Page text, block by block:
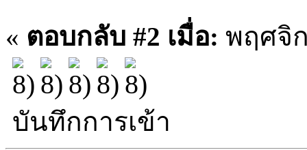
« ตอบกลับ #2 เมื่อ: พฤศจิก
บันทึกการเข้า